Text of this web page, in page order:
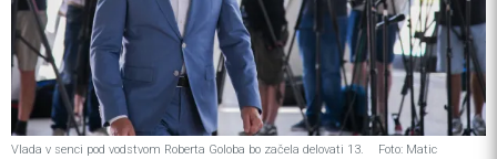
Vlada v senci pod vodstvom Roberta Goloba bo začela delovati 13.
Foto: Matic